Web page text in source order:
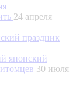
24 апреля
японский
30 июля